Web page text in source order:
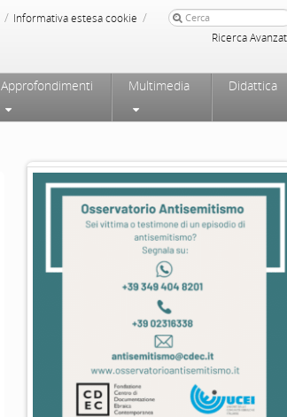
/ Informativa estesa cookie /
Ricerca
Approfondimenti Multimedia Didattica